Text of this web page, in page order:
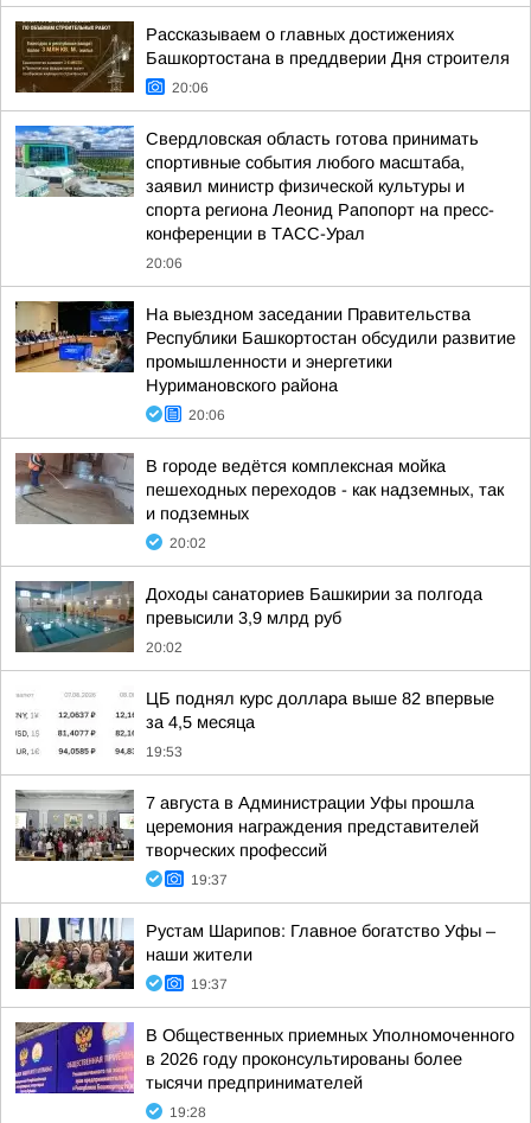
Рассказываем о главных достижениях
Башкортостана в преддверии Дня строителя
20:06
Свердловская область готова принимать
спортивные события любого масштаба,
заявил министр физической культуры и
спорта региона Леонид Рапопорт на пресс-
конференции в ТАСС-Урал
20:06
На выездном заседании Правительства
Республики Башкортостан обсудили развитие
промышленности и энергетики
Нуримановского района
20:06
В городе ведётся комплексная мойка
пешеходных переходов - как надземных, так
и подземных
20:02
Доходы санаториев Башкирии за полгода
превысили 3,9 млрд руб
20:02
ЦБ поднял курс доллара выше 82 впервые
за 4,5 месяца
19:53
7 августа в Администрации Уфы прошла
церемония награждения представителей
творческих профессий
19:37
Рустам Шарипов: Главное богатство Уфы –
наши жители
19:37
В Общественных приемных Уполномоченного
в 2026 году проконсультированы более
тысячи предпринимателей
19:28